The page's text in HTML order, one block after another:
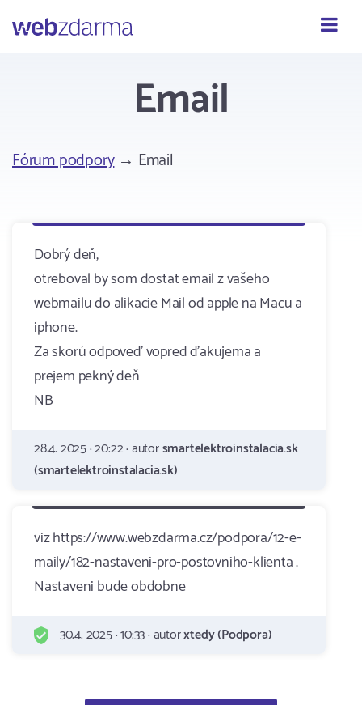
Webzdarma
Email
Fórum podpory→ Email
Dobrý deň,
otreboval by som dostat email z vašeho
webmailu do alikacie Mail od apple na Macu a
iphone.
Za skorú odpoveď vopred ďakujema a
prejem pekný deň
NB
28.4. 2025 · 20:22 · autorsmartelektroinstalacia.sk
(smartelektroinstalacia.sk)
viz https://www.webzdarma.cz/podpora/12-e-
maily/182-nastaveni-pro-postovniho-klienta .
Nastaveni bude obdobne
30.4. 2025 · 10:33 · autorxtedy (Podpora)